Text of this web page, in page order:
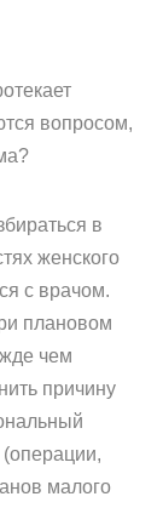
вопросом,
в
женского
с врачом.
плановом
чем
причину
малого